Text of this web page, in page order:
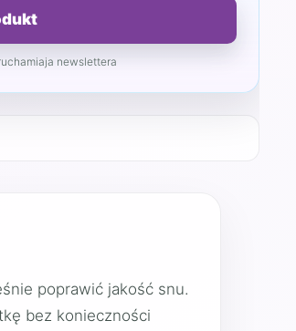
newslettera
poprawić jakość snu.
bez konieczności